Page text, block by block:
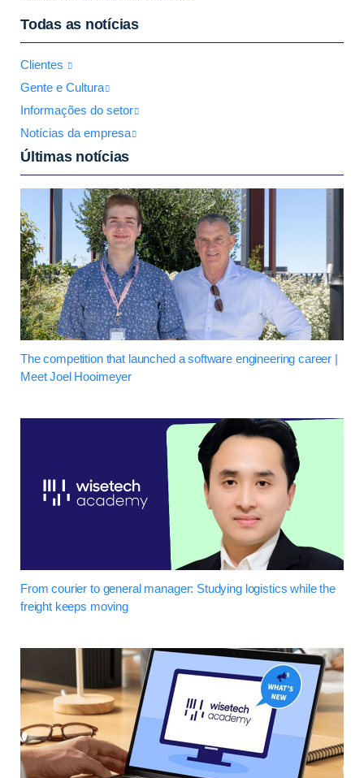
Todas as notícias
Clientes
Gente e Cultura
Informações do setor
Notícias da empresa
Últimas notícias
The competition that launched a software engineering career |
Meet Joel Hooimeyer
From courier to general manager: Studying logistics while the
freight keeps moving